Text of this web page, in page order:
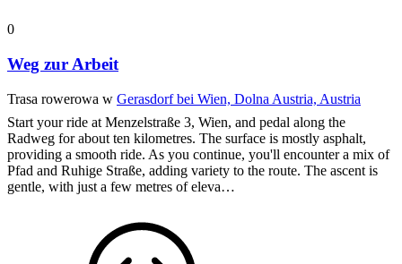
0
Weg zur Arbeit
Trasa rowerowa w Gerasdorf bei Wien, Dolna Austria, Austria
Start your ride at Menzelstraße 3, Wien, and pedal along the
Radweg for about ten kilometres. The surface is mostly asphalt,
providing a smooth ride. As you continue, you'll encounter a mix of
Pfad and Ruhige Straße, adding variety to the route. The ascent is
gentle, with just a few metres of eleva…